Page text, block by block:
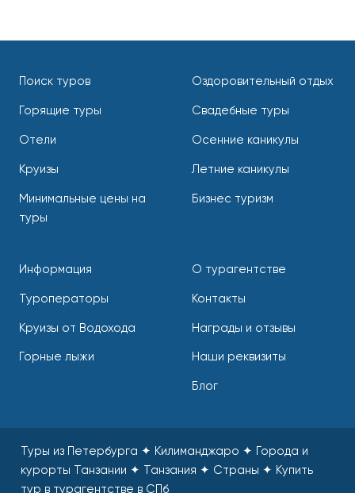
Поиск туров
Горящие туры
Отели
Круизы
Минимальные цены на
туры
Оздоровительный отдых
Свадебные туры
Осенние каникулы
Летние каникулы
Бизнес туризм
Информация
Туроператоры
Круизы от Водохода
Горные лыжи
О турагентстве
Контакты
Награды и отзывы
Наши реквизиты
Блог
Туры из Петербурга ✦ Килиманджаро ✦ Города и
курорты Танзании ✦ Танзания ✦ Страны ✦ Купить
тур в турагентстве в СПб